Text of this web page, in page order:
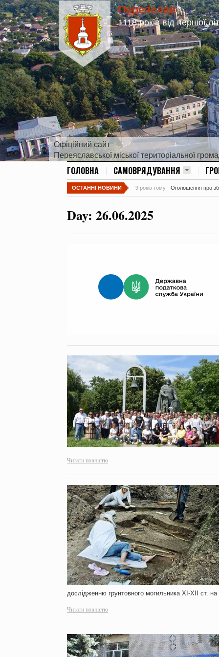
Переяслав
1118 років від першої
Офіційний сайт
Переяславської міської територіальної
ГОЛОВНА САМОВРЯДУВАННЯ
ОСТАННІ НОВИНИ 9 років тому - Оголошення про
Day: 26.06.2025
Читати повністю
дослідженню грунтовного могильника ХІ-ХІІ ст.
Читати повністю